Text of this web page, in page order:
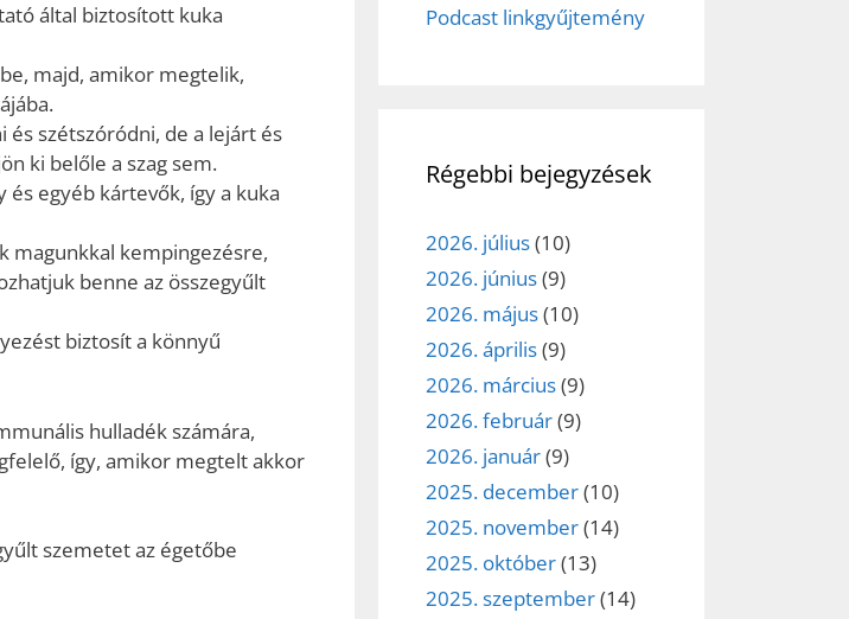
által biztosított kuka
majd, amikor megtelik,
szétszóródni, de a lejárt és
ki belőle a szag sem.
egyéb kártevők, így a kuka
magunkkal kempingezésre,
benne az összegyűlt
biztosít a könnyű
hulladék számára,
így, amikor megtelt akkor
szemetet az égetőbe
Podcast linkgyűjtemény
Régebbi bejegyzések
2026. július(10)
2026. június(9)
2026. május(10)
2026. április(9)
2026. március(9)
2026. február(9)
2026. január(9)
2025. december(10)
2025. november(14)
2025. október(13)
2025. szeptember(14)